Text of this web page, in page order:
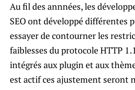
Au fil des annnées, les
SEO ont développé différentes
essayer de contourner les
faiblesses du protocole HTTP
intégrés aux plugin et aux
est actif ces ajustement seront